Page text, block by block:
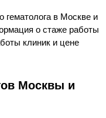
гематолога в Москве и
о стаже работы
клиник и цене
Москвы и